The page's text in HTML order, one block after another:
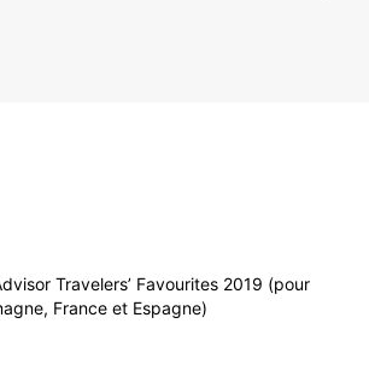
Travelers’ Favourites 2019 (pour
France et Espagne)